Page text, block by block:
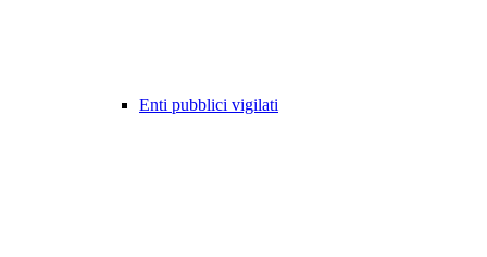
Enti pubblici vigilati